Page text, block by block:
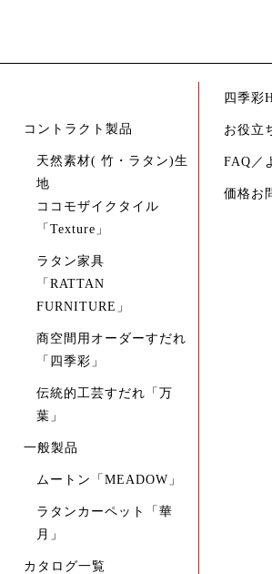
コントラクト製品
天然素材( 竹・ラタン)生
地
ココモザイクタイル
「Texture」
ラタン家具
「RATTAN
FURNITURE」
商空間用オーダーすだれ
「四季彩」
伝統的工芸すだれ「万
葉」
一般製品
ムートン「MEADOW」
ラタンカーペット「華
月」
カタログ一覧
四季彩
お役立
FAQ／
価格お